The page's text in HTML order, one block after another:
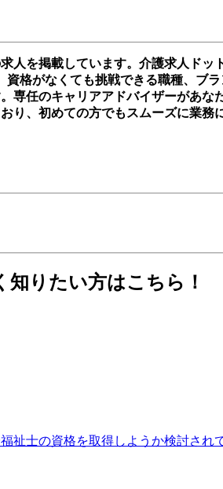
を掲載しています。介護求人ドッ
格がなくても挑戦できる職種、ブ
専任のキャリアアドバイザーがあ
、初めての方でもスムーズに業務
りたい方はこちら！
祉士の資格を取得しようか検討され